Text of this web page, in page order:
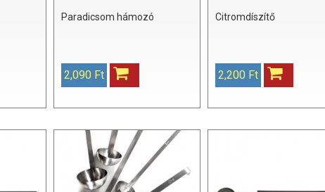
Paradicsom hámozó
2,090 Ft
Citromdíszítő
2,200 Ft